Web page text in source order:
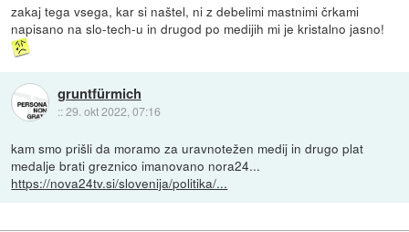
zakaj tega vsega, kar si naštel, ni z debelimi mastnimi črkami
napisano na slo-tech-u in drugod po medijih mi je kristalno jasno!
gruntfürmich
::29. okt 2022, 07:16
kam smo prišli da moramo za uravnotežen medij in drugo plat
medalje brati greznico imanovano nora24...
https://nova24tv.si/slovenija/politika/...